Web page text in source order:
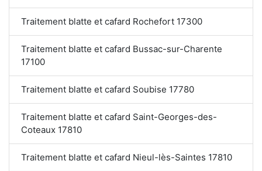
Traitement blatte et cafard Rochefort 17300
Traitement blatte et cafard Bussac-sur-Charente
17100
Traitement blatte et cafard Soubise 17780
Traitement blatte et cafard Saint-Georges-des-
Coteaux 17810
Traitement blatte et cafard Nieul-lès-Saintes 17810